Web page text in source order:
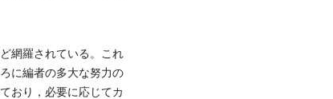
網羅されている。これ
に編者の多大な努力の
おり，必要に応じてカ